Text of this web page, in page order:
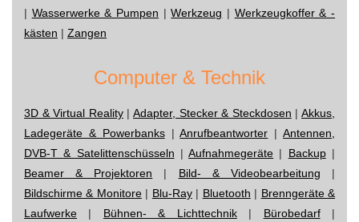
| Wasserwerke & Pumpen |Werkzeug | Werkzeugkoffer & -
kästen | Zangen
Computer & Technik
3D & Virtual Reality|Adapter, Stecker & Steckdosen |Akkus,
Ladegeräte & Powerbanks|Anrufbeantworter |Antennen,
DVB-T & Satelittenschüsseln |Aufnahmegeräte | Backup|
Beamer & Projektoren | Bild- & Videobearbeitung |
Bildschirme & Monitore| Blu-Ray| Bluetooth | Brenngeräte &
Laufwerke | Bühnen- & Lichttechnik| Bürobedarf|